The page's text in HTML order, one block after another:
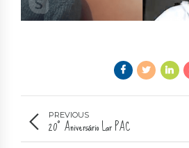
PREVIOUS
20º Aniversário Lar PAC